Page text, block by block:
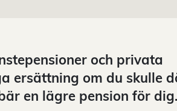
och privata
ersättning om du skulle
en lägre pension för dig.